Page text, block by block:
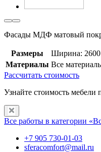
Фасады МДФ матовый
Размеры Ширина:
Материалы Все
Рассчитать стоимость
Узнайте стоимость мебели
Все работы в категории
+7 905 730-01-03
sferacomfort@mail.ru